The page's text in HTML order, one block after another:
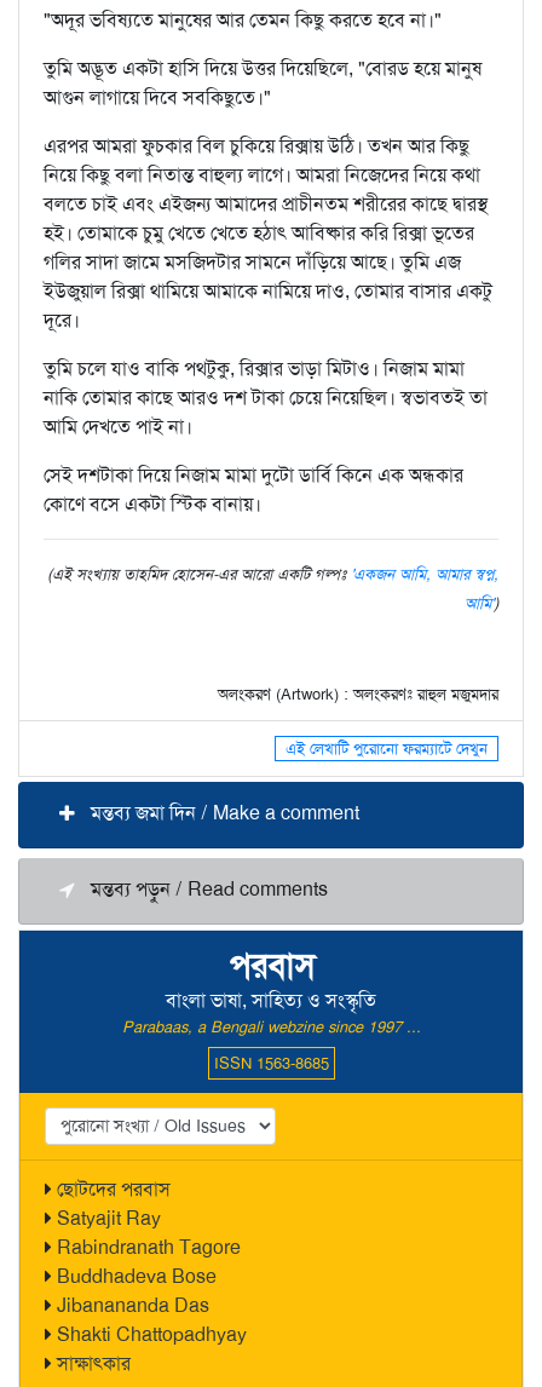
পরবাস
বাংলা ভাষা, সাহিত্য ও সংস্কৃতি
Parabaas, a Bengali webzine since 1997 ...
ISSN 1563-8685
ছোটদের পরবাস
Satyajit Ray
Rabindranath Tagore
Buddhadeva Bose
Jibanananda Das
Shakti Chattopadhyay
সাক্ষাৎকার
"অদূর ভবিষ্যতে মানুষের আর তেমন কিছু করতে হবে না।"
তুমি অদ্ভূত একটা হাসি দিয়ে উত্তর দিয়েছিলে, "বোরড হয়ে মানুষ
আগুন লাগায়ে দিবে সবকিছুতে।"
এরপর আমরা ফুচকার বিল চুকিয়ে রিক্সায় উঠি। তখন আর কিছু
নিয়ে কিছু বলা নিতান্ত বাহুল্য লাগে। আমরা নিজেদের নিয়ে কথা
বলতে চাই এবং এইজন্য আমাদের প্রাচীনতম শরীরের কাছে দ্বারস্থ
হই। তোমাকে চুমু খেতে খেতে হঠাৎ আবিষ্কার করি রিক্সা ভূতের
গলির সাদা জামে মসজিদটার সামনে দাঁড়িয়ে আছে। তুমি এজ
ইউজুয়াল রিক্সা থামিয়ে আমাকে নামিয়ে দাও, তোমার বাসার একটু
দূরে।
তুমি চলে যাও বাকি পথটুকু, রিক্সার ভাড়া মিটাও। নিজাম মামা
নাকি তোমার কাছে আরও দশ টাকা চেয়ে নিয়েছিল। স্বভাবতই তা
আমি দেখতে পাই না।
সেই দশটাকা দিয়ে নিজাম মামা দুটো ডার্বি কিনে এক অন্ধকার
কোণে বসে একটা স্টিক বানায়।
(এই সংখ্যায় তাহমিদ হোসেন-এর আরো একটি গল্পঃ 'একজন আমি, আমার স্বপ্ন,
আমি')
অলংকরণ (Artwork) : অলংকরণঃ রাহুল মজুমদার
এই লেখাটি পুরোনো ফরম্যাটে দেখুন
মন্তব্য জমা দিন / Make a comment
মন্তব্য পড়ুন / Read comments